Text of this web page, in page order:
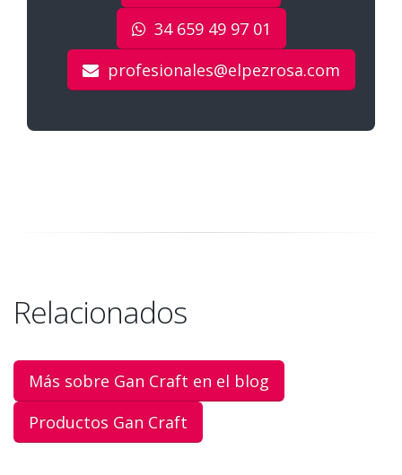
34 659 49 97 01
profesionales@elpezrosa.com
Relacionados
Más sobre Gan Craft en el blog
Productos Gan Craft